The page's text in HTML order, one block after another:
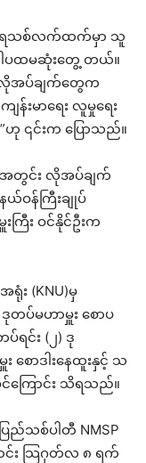
ရသစ်လက်ထက်မှာ သူ
ပထမဆုံးတွေ့ တယ်။
ပ်ချက်တွေက
းမာရေး လူမှုရေး
၎င်းက ပြောသည်။
အတွင်း လိုအပ်ချက်
ယ်ဝန်ကြီးချုပ်
ကြီး ဝင်နိုင်ဦးက
း (KNU)မှ
တပ်မဟာမှူး စောပ
ပ်ရင်း (၂) ဒု
စောဒါးနေထူးနှင့် သ
င်ကြောင်း သိရသည်။
ည်သစ်ပါတီ NMSP
င်း သြဂုတ်လ ၈ ရက်